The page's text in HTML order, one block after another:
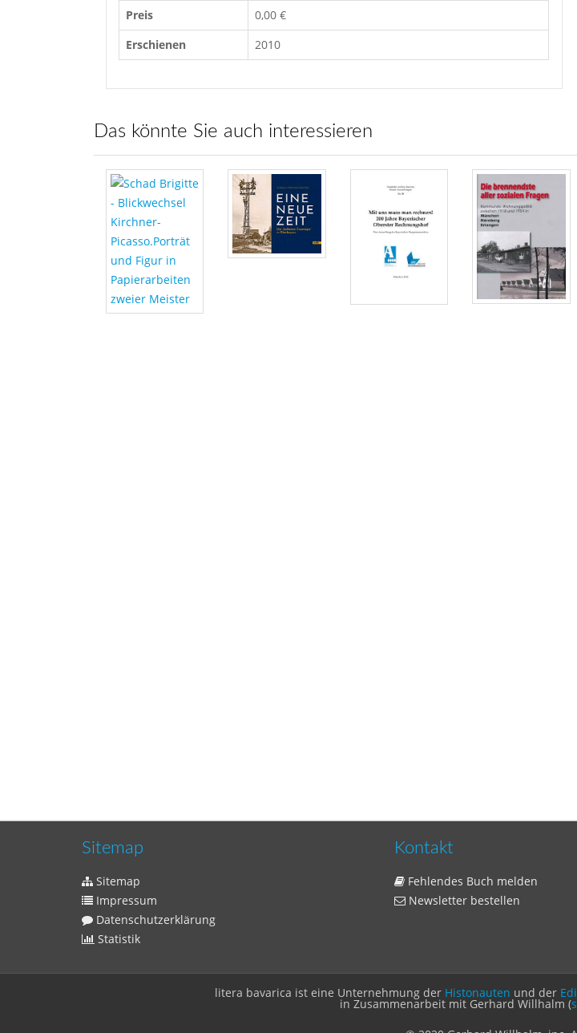
Preis
0,00 €
Erschienen
2010
Das könnte Sie auch interessieren
Sitemap
Sitemap
Impressum
Datenschutzerklärung
Statistik
Kontakt
Fehlendes Buch melden
Newsletter bestellen
litera bavarica ist eine Unternehmung der Histonauten und der
in Zusammenarbeit mit Gerhard Willhalm (